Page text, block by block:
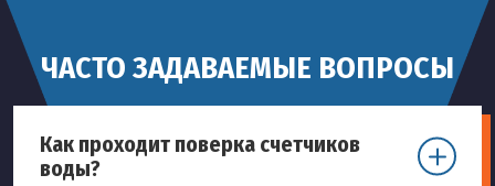
ЧАСТО ЗАДАВАЕМЫЕ ВОПРОСЫ
Как проходит поверка счетчиков
воды?